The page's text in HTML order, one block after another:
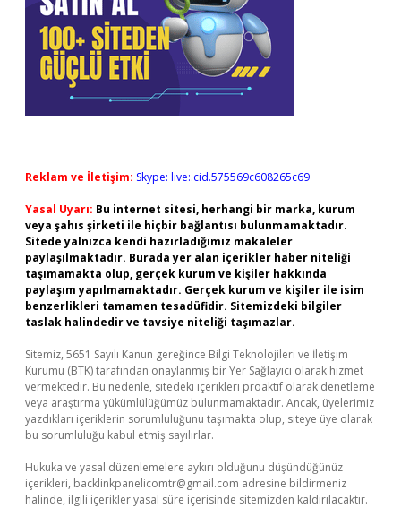
Reklam ve İletişim: Skype: live:.cid.575569c608265c69
Yasal Uyarı: Bu internet sitesi, herhangi bir marka, kurum
veya şahıs şirketi ile hiçbir bağlantısı bulunmamaktadır.
Sitede yalnızca kendi hazırladığımız makaleler
paylaşılmaktadır. Burada yer alan içerikler haber niteliği
taşımamakta olup, gerçek kurum ve kişiler hakkında
paylaşım yapılmamaktadır. Gerçek kurum ve kişiler ile isim
benzerlikleri tamamen tesadüfidir. Sitemizdeki bilgiler
taslak halindedir ve tavsiye niteliği taşımazlar.
Sitemiz, 5651 Sayılı Kanun gereğince Bilgi Teknolojileri ve İletişim
Kurumu (BTK) tarafından onaylanmış bir Yer Sağlayıcı olarak hizmet
vermektedir. Bu nedenle, sitedeki içerikleri proaktif olarak denetleme
veya araştırma yükümlülüğümüz bulunmamaktadır. Ancak, üyelerimiz
yazdıkları içeriklerin sorumluluğunu taşımakta olup, siteye üye olarak
bu sorumluluğu kabul etmiş sayılırlar.
Hukuka ve yasal düzenlemelere aykırı olduğunu düşündüğünüz
içerikleri, backlinkpanelicomtr@gmail.com adresine bildirmeniz
halinde, ilgili içerikler yasal süre içerisinde sitemizden kaldırılacaktır.